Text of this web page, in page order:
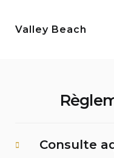
Valley Beach
Consulte